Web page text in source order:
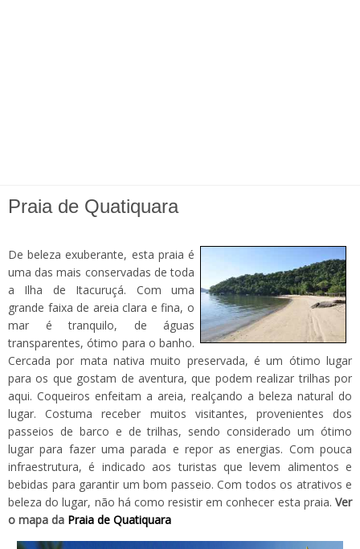
Praia de Quatiquara
De beleza exuberante, esta praia é
uma das mais conservadas de toda
a Ilha de Itacuruçá. Com uma
grande faixa de areia clara e fina, o
mar é tranquilo, de águas
transparentes, ótimo para o banho.
Cercada por mata nativa muito preservada, é um ótimo lugar
para os que gostam de aventura, que podem realizar trilhas por
aqui. Coqueiros enfeitam a areia, realçando a beleza natural do
lugar. Costuma receber muitos visitantes, provenientes dos
passeios de barco e de trilhas, sendo considerado um ótimo
lugar para fazer uma parada e repor as energias. Com pouca
infraestrutura, é indicado aos turistas que levem alimentos e
bebidas para garantir um bom passeio. Com todos os atrativos e
beleza do lugar, não há como resistir em conhecer esta praia. Ver
o mapa da Praia de Quatiquara